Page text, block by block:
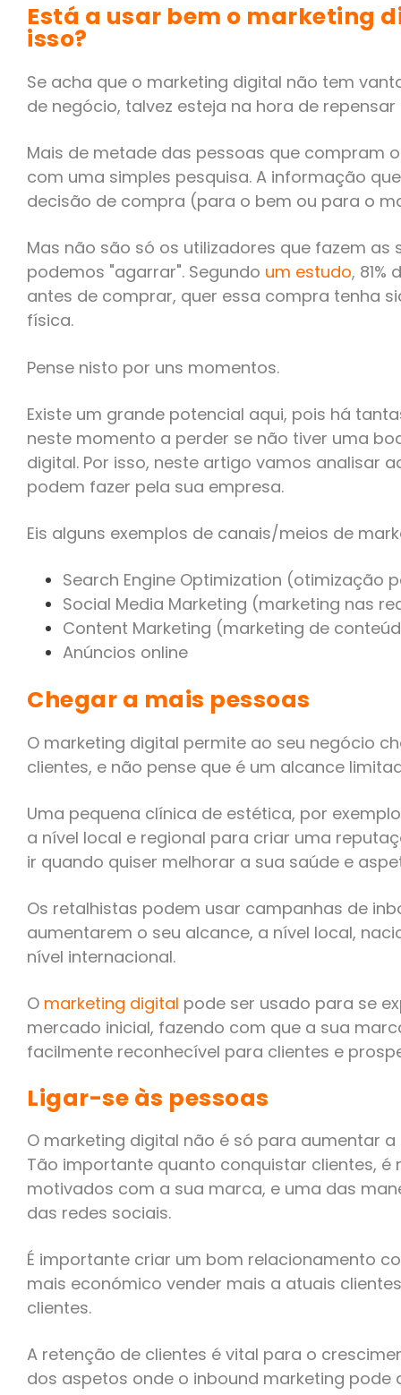
Está a usar bem o marketing
isso?
Se acha que o marketing digital não tem
de negócio, talvez esteja na hora de
Mais de metade das pessoas que compram
com uma simples pesquisa. A informação
decisão de compra (para o bem ou para o
Mas não são só os utilizadores que fazem as
podemos "agarrar". Segundo um estudo, 81%
antes de comprar, quer essa compra tenha
física.
Pense nisto por uns momentos.
Existe um grande potencial aqui, pois há
neste momento a perder se não tiver uma
digital. Por isso, neste artigo vamos analisar
podem fazer pela sua empresa.
Eis alguns exemplos de canais/meios de
Search Engine Optimization (otimização
Social Media Marketing (marketing nas
Content Marketing (marketing de
Anúncios online
Chegar a mais pessoas
O marketing digital permite ao seu negócio
clientes, e não pense que é um alcance
Uma pequena clínica de estética, por
a nível local e regional para criar uma
ir quando quiser melhorar a sua saúde e
Os retalhistas podem usar campanhas de
aumentarem o seu alcance, a nível local,
nível internacional.
O marketing digital pode ser usado para se
mercado inicial, fazendo com que a sua
facilmente reconhecível para clientes e
Ligar-se às pessoas
O marketing digital não é só para aumentar
Tão importante quanto conquistar clientes,
motivados com a sua marca, e uma das
das redes sociais.
É importante criar um bom relacionamento
mais económico vender mais a atuais
clientes.
A retenção de clientes é vital para o
dos aspetos onde o inbound marketing pode